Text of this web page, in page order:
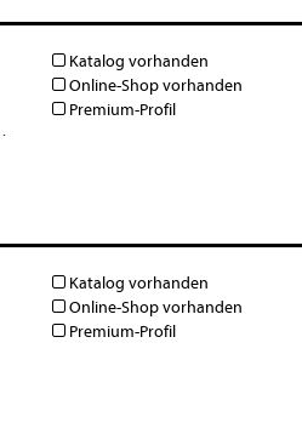
·
Katalog vorhanden
Online-Shop vorhanden
Premium-Profil
Katalog vorhanden
Online-Shop vorhanden
Premium-Profil